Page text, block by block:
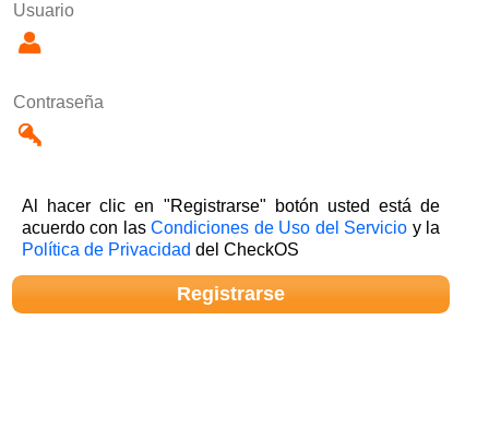
Usuario
Contraseña
Al hacer clic en "Registrarse" botón usted está de
acuerdo con lasCondiciones de Uso del Servicio y la
Política de Privacidad del CheckOS